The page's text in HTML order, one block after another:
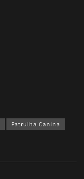
Patrulha Canina